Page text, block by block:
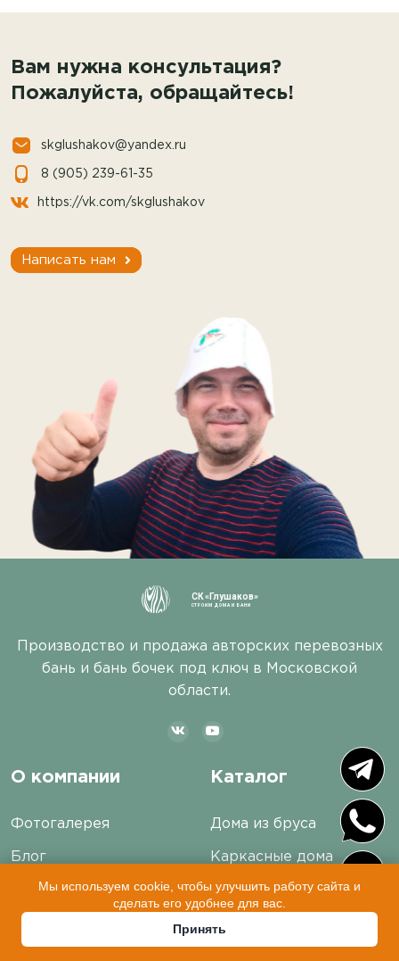
Вам нужна консультация?
Пожалуйста, обращайтесь!
skglushakov@yandex.ru
8 (905) 239-61-35
https://vk.com/skglushakov
Написать нам
СК «Глушаков»
СТРОИМ ДОМА И БАНИ
Производство и продажа авторских перевозных
бань и бань бочек под ключ в Московской
области.
О компании
Фотогалерея
Блог
Отзывы
Каталог
Дома из бруса
Каркасные дома
Бани из бруса
Мы используем cookie, чтобы улучшить работу сайта и
сделать его удобнее для вас.
Принять